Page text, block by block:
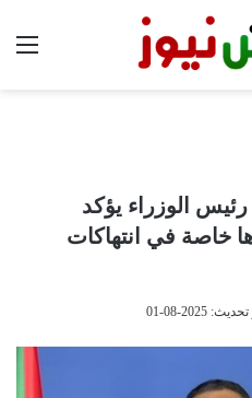
رئيس الوزراء يؤكد
خاصة في انتهاكات
2025-08-01